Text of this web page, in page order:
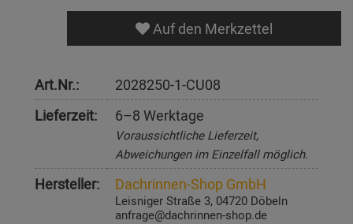
Auf den Merkzettel
Art.Nr.:
2028250-1-CU08
Lieferzeit:
6–8 Werktage
Voraussichtliche Lieferzeit,
Abweichungen im Einzelfall möglich.
Hersteller: Dachrinnen-Shop GmbH
Leisniger Straße 3, 04720 Döbeln
anfrage@dachrinnen-shop.de